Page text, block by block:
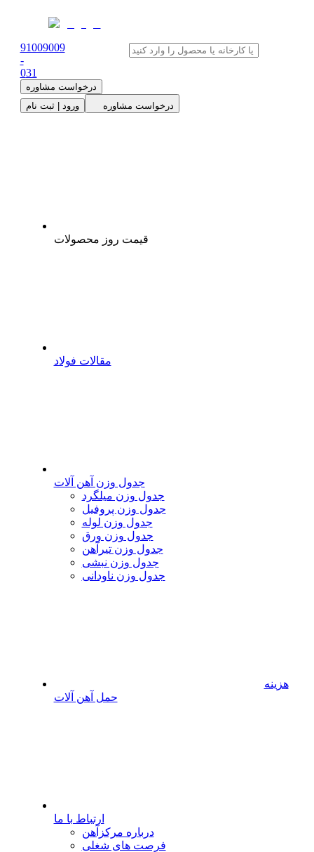
91009009
-
031
درخواست مشاوره
ورود | ثبت نام
درخواست مشاوره
قیمت روز محصولات
مقالات فولاد
جدول وزن آهن آلات
جدول وزن میلگرد
جدول وزن پروفیل
جدول وزن لوله
جدول وزن ورق
جدول وزن تیرآهن
جدول وزن نبشی
جدول وزن ناودانی
هزینه
حمل آهن آلات
ارتباط با ما
درباره مرکزآهن
فرصت های شغلی